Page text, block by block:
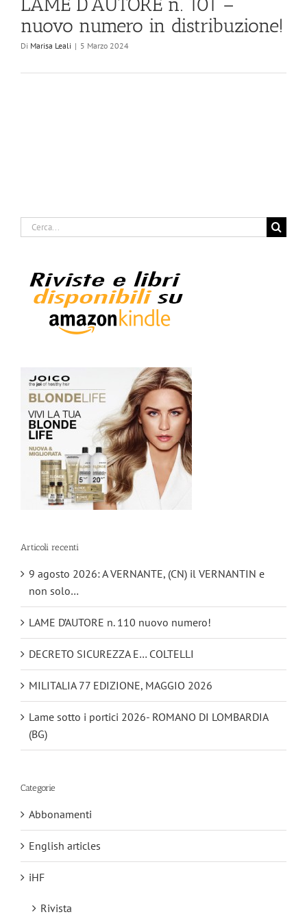
nuovo numero in distribuzione!
Di Marisa Leali | 5 Marzo 2024
Cerca
per:
Articoli recenti
9 agosto 2026: A VERNANTE, (CN) il VERNANTIN e
non solo…
LAME D’AUTORE n. 110 nuovo numero!
DECRETO SICUREZZA E… COLTELLI
MILITALIA 77 EDIZIONE, MAGGIO 2026
Lame sotto i portici 2026- ROMANO DI LOMBARDIA
(BG)
Categorie
Abbonamenti
English articles
iHF
Rivista